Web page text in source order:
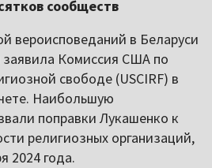
сообществ
вероисповеданий в Беларуси
Комиссия США по
свободе (USCIRF) в
Наибольшую
поправки Лукашенко к
религиозных организаций,
2024 года.